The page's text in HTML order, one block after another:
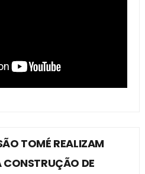
TOMÉ REALIZAM
DE